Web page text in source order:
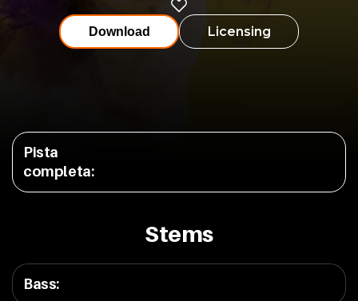
Download Licensing
Pista
completa:
Stems
Bass: